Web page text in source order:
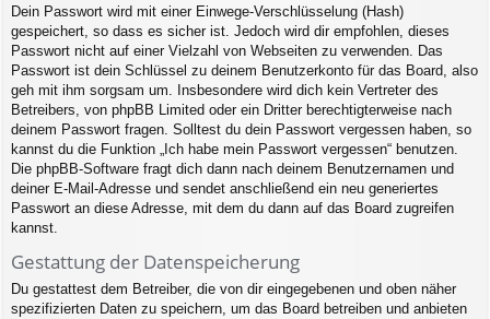
Dein Passwort wird mit einer Einwege-Verschlüsselung (Hash)
gespeichert, so dass es sicher ist. Jedoch wird dir empfohlen, dieses
Passwort nicht auf einer Vielzahl von Webseiten zu verwenden. Das
Passwort ist dein Schlüssel zu deinem Benutzerkonto für das Board, also
geh mit ihm sorgsam um. Insbesondere wird dich kein Vertreter des
Betreibers, von phpBB Limited oder ein Dritter berechtigterweise nach
deinem Passwort fragen. Solltest du dein Passwort vergessen haben, so
kannst du die Funktion „Ich habe mein Passwort vergessen“ benutzen.
Die phpBB-Software fragt dich dann nach deinem Benutzernamen und
deiner E-Mail-Adresse und sendet anschließend ein neu generiertes
Passwort an diese Adresse, mit dem du dann auf das Board zugreifen
kannst.
Gestattung der Datenspeicherung
Du gestattest dem Betreiber, die von dir eingegebenen und oben näher
spezifizierten Daten zu speichern, um das Board betreiben und anbieten